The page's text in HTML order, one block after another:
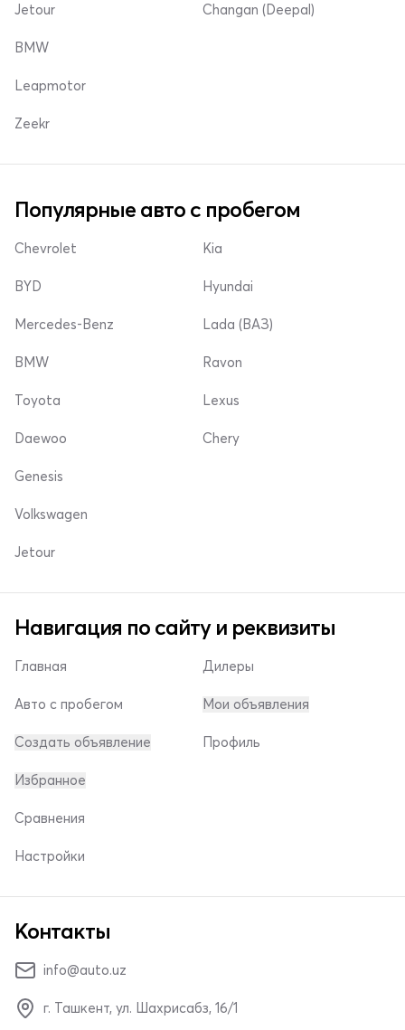
Jetour Changan (Deepal)
BMW
Leapmotor
Zeekr
Популярные авто с пробегом
Chevrolet
BYD
Mercedes-Benz
Kia
Hyundai
Lada (ВАЗ)
BMW
Toyota
Daewoo
Ravon
Lexus
Chery
Genesis
Volkswagen
Jetour
Навигация по сайту и реквизиты
Главная
Авто с пробегом
Создать объявление
Дилеры
Мои объявления
Профиль
Избранное
Сравнения
Настройки
Контакты
info@auto.uz
г. Ташкент, ул. Шахрисабз, 16/1